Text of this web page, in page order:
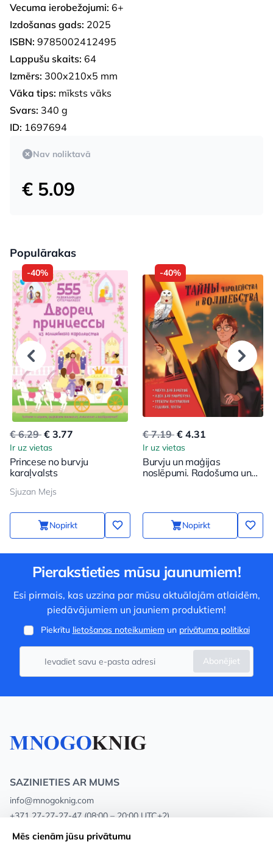
Vecuma ierobežojumi: 6+
Izdošanas gads: 2025
ISBN: 9785002412495
Lappušu skaits: 64
Izmērs: 300x210x5 mm
Vāka tips: mīksts vāks
Svars: 340 g
ID: 1697694
Nav noliktavā
€ 5.09
Populārakas
-40%
€ 6.29 € 3.77
Ir uz vietas
Princese no burvju
karaļvalsts
Sjuzan Mejs
Nopirkt
-40%
€ 7.19 € 4.31
Ir uz vietas
Burvju un maģijas
noslēpumi. Radošuma un
Nopirkt
Pierakstieties mūsu jaunumiem!
Esi pirmais, kas uzzina par mūsu aktuālajām atlaidēm,
piedāvājumiem un jauniem produktiem!
Piekrītu lietošanas noteikumiemun privātuma politikai
Abonējiet
SAZINIETIES AR MUMS
info@mnogoknig.com
+371 27-27-27-47 (08:00 – 20:00 UTC+2)
Rīga, Augusta Deglava 69d, LV-1082
Mēs cienām jūsu privātumu